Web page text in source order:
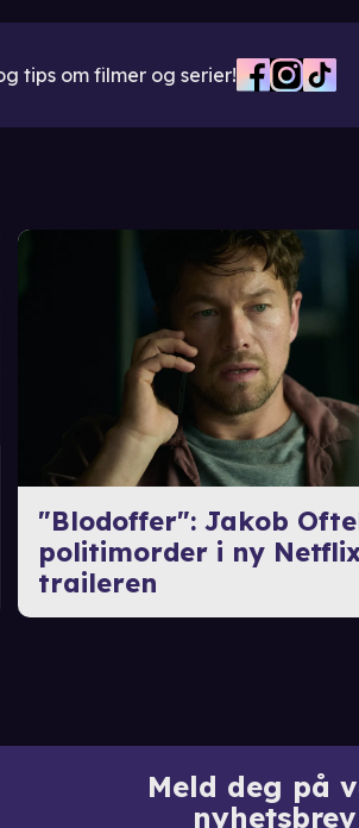
tips om filmer og serier!
"Blodoffer": Jakob
politimorder i ny
traileren
Meld deg på
nyhetsbrev